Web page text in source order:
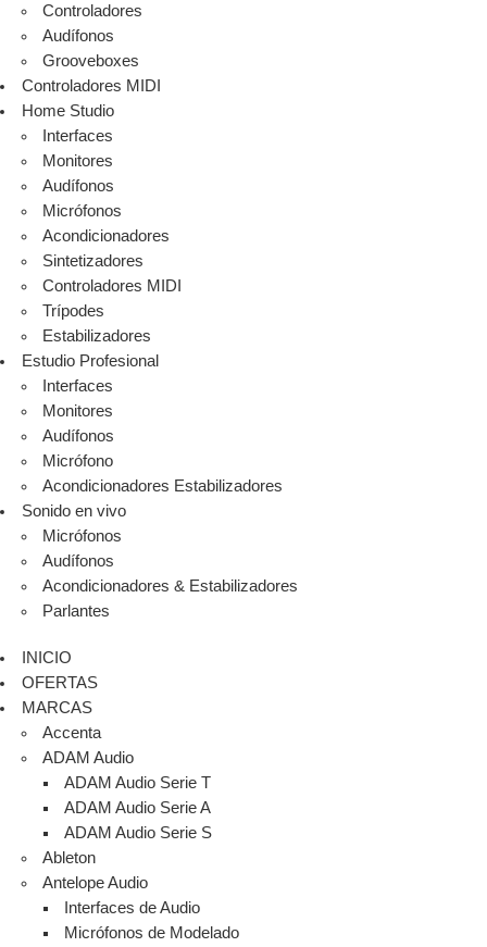
Controladores
Audífonos
Grooveboxes
Controladores MIDI
Home Studio
Interfaces
Monitores
Audífonos
Micrófonos
Acondicionadores
Sintetizadores
Controladores MIDI
Trípodes
Estabilizadores
Estudio Profesional
Interfaces
Monitores
Audífonos
Micrófono
Acondicionadores Estabilizadores
Sonido en vivo
Micrófonos
Audífonos
Acondicionadores & Estabilizadores
Parlantes
INICIO
OFERTAS
MARCAS
Accenta
ADAM Audio
ADAM Audio Serie T
ADAM Audio Serie A
ADAM Audio Serie S
Ableton
Antelope Audio
Interfaces de Audio
Micrófonos de Modelado